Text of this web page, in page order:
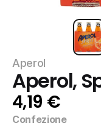
Aperol
Aperol,
4,19 €
Confezione